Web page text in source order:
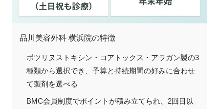
品川美容外科 横浜院の特徴
ボツリヌストキシン・コアトックス・アラガン製の3
種類から選択でき、予算と持続期間の好みに合わせ
て製剤を選べる
BMC会員制度でポイントが積み立てられ、2回目以